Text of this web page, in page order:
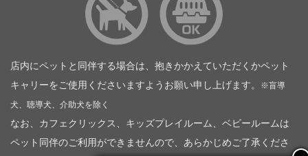
店内にペットと同伴する場合は、抱きかかえていただくかペット
キャリーをご使用くださいますようお願い申し上げます。
※盲導
犬、聴導犬、介助犬を除く
なお、カフェクリックス、キッズプレイルーム、ベビールームは
ペット同伴のご利用ができませんので、あらかじめご了承くださ